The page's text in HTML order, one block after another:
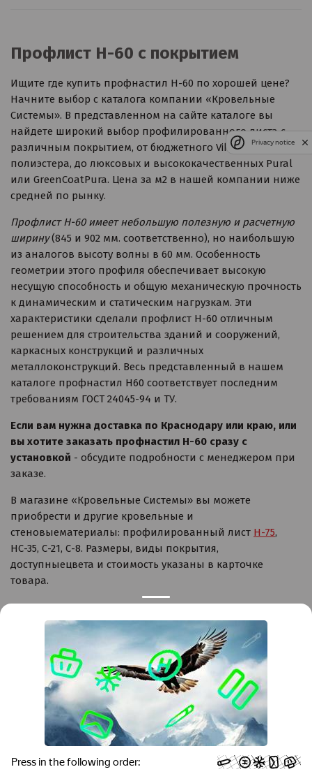
Профлист H-60 с покрытием
Ищите где купить профнастил Н-60 по хорошей цене?
Начните выбор с каталога компании «Кровельные
Системы». В представленном на сайте каталоге вы
найдете широкий выбор профилированного листа с
различным покрытием, от бюджетного VikingMP или
полиэстера, до люксовых и высококачественных Pural
или GreenCoatPura. Цена за м2 в нашей компании ниже
средней по рынку.
Профлист Н-60 имеет небольшую полезную и расчетную
ширину(845 и 902 мм. соответственно), но наибольшую
из аналогов высоту волны в 60 мм. Особенность
геометрии этого профиля обеспечивает высокую
несущую способность и общую механическую прочность
к динамическим и статическим нагрузкам. Эти
характеристики сделали профлист Н-60 отличным
решением для строительства зданий и сооружений,
каркасных конструкций и различных
металлоконструкций. Весь представленный в нашем
каталоге профнастил H60 соответствует последним
требованиям ГОСТ 24045-94 и ТУ.
Если вам нужна доставка по Краснодару или краю, или
вы хотите заказать профнастил Н-60 сразу с
установкой - обсудите подробности с менеджером при
заказе.
В магазине «Кровельные Системы» вы можете
приобрести и другие кровельные и
стеновыематериалы: профилированный лист H-75,
НС-35, С-21, С-8. Размеры, виды покрытия,
доступныецвета и стоимость указаны в карточке
товара.
Контакты
Краснодар Тимашевск Темрюк
+7 (861) 298-41-90 +7 (861) 298-41-90
Российская, дом 269/10А
krov@krovsystem.com ЗАКАЗАТЬ ЗВОНОК
Privacy notice